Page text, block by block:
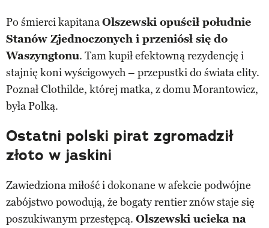
Po śmierci kapitanaOlszewski opuścił południe
Stanów Zjednoczonych i przeniósł się do
Waszyngtonu. Tam kupił efektowną rezydencję i
stajnię koni wyścigowych – przepustki do świata elity.
Poznał Clothilde, której matka, z domu Morantowicz,
była Polką.
Ostatni polski pirat zgromadził
złoto w jaskini
Zawiedziona miłość i dokonane w afekcie podwójne
zabójstwo powodują, że bogaty rentier znów staje się
poszukiwanym przestępcą. Olszewski ucieka na